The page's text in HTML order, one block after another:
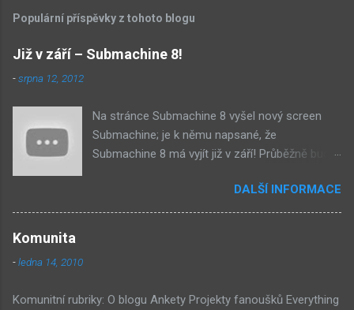
Populární příspěvky z tohoto blogu
Již v září – Submachine 8!
-srpna 12, 2012
Na stránce Submachine 8 vyšel nový screen
Submachine; je k němu napsané, že
Submachine 8 má vyjít již v září! Průběžně budu
zveřejněný materiál ze Submachine 8. Zvukové
pozadí menu. První screen, který se na stránce
v DaymareTown 1 ( stránka sub8 ) Screen, který
DALŠÍ INFORMACE
Komunita
-ledna 14, 2010
Komunitní rubriky: O blogu Ankety Projekty fanoušků Everything